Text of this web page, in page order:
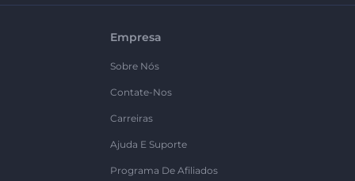
Empresa
Sobre Nós
Contate-Nos
Carreiras
Ajuda E Suporte
Programa De Afiliados